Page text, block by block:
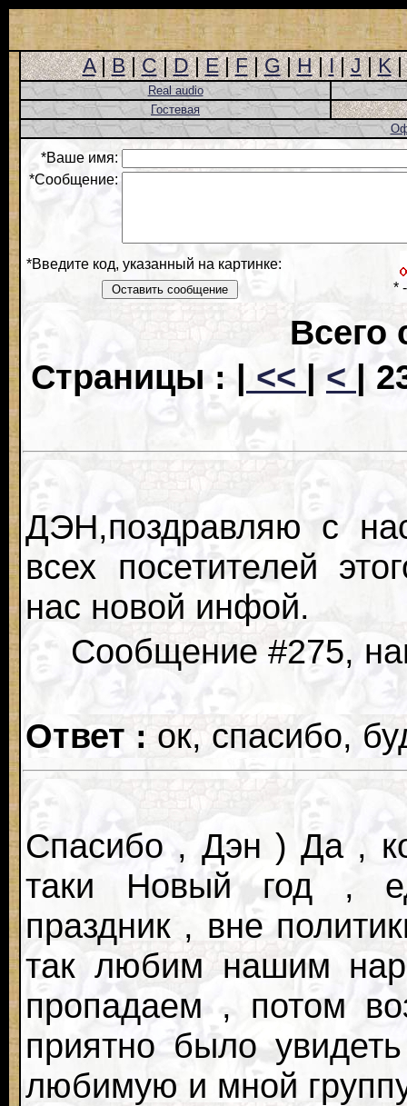
A|B|C|D|E|F|G|H|I|J|K|
Real audio
Гостевая
*Ваше имя:
*Сообщение:
*Введите код, указанный на картинке:
*
Всего
Страницы : | << |< |
ДЭН,поздравляю с
всех посетителей
нас новой инфой.
Сообщение #275,
Ответ : ок, спасибо,
Спасибо , Дэн ) Да ,
таки Новый год ,
праздник , вне
так любим нашим
пропадаем , потом
приятно было
любимую и мной